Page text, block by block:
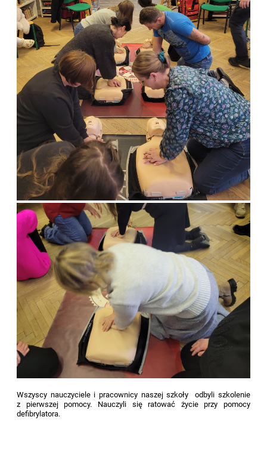
Wszyscy nauczyciele i pracownicy naszej szkoły odbyli szkolenie
z pierwszej pomocy. Nauczyli się ratować życie przy pomocy
defibrylatora.